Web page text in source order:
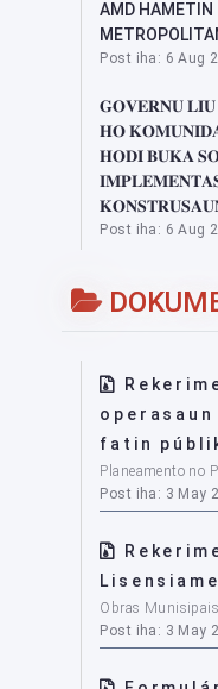
AMD HAMETIN
Post iha: 6 Aug
𝐆𝐎𝐕𝐄𝐑𝐍𝐔 𝐋𝐈𝐔
𝐇𝐎
𝐇𝐎𝐃𝐈 𝐁𝐔𝐊𝐀
𝐊𝐎𝐍𝐒𝐓𝐑𝐔𝐒𝐀𝐔𝐍
Post iha: 6 Aug
fatin
Planeamento no
Post iha: 3 May
Obras Munisipais
Post iha: 3 May